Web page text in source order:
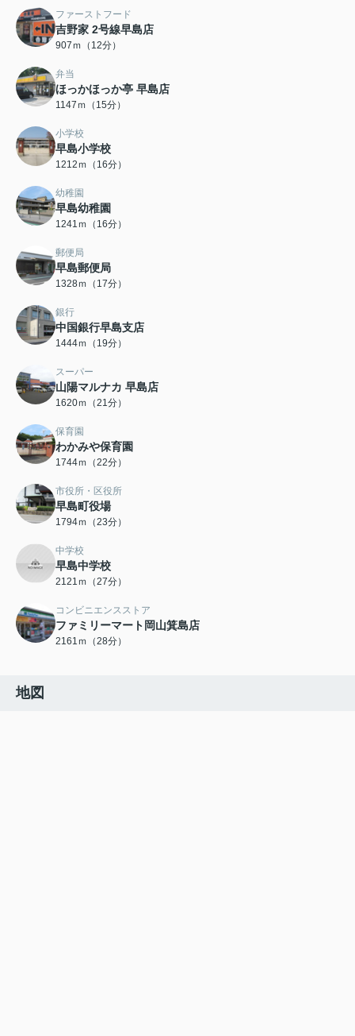
ファーストフード
吉野家 2号線早島店
907ｍ（12分）
弁当
ほっかほっか亭 早島店
1147ｍ（15分）
小学校
早島小学校
1212ｍ（16分）
幼稚園
早島幼稚園
1241ｍ（16分）
郵便局
早島郵便局
1328ｍ（17分）
銀行
中国銀行早島支店
1444ｍ（19分）
スーパー
山陽マルナカ 早島店
1620ｍ（21分）
保育園
わかみや保育園
1744ｍ（22分）
市役所・区役所
早島町役場
1794ｍ（23分）
中学校
早島中学校
2121ｍ（27分）
コンビニエンスストア
ファミリーマート岡山箕島店
2161ｍ（28分）
地図